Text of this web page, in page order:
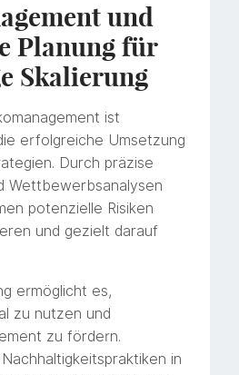
und
Planung für
Skalierung
ist
erfolgreiche Umsetzung
Durch präzise
Wettbewerbsanalysen
potenzielle Risiken
und gezielt darauf
ermöglicht es,
zu nutzen und
zu fördern.
in